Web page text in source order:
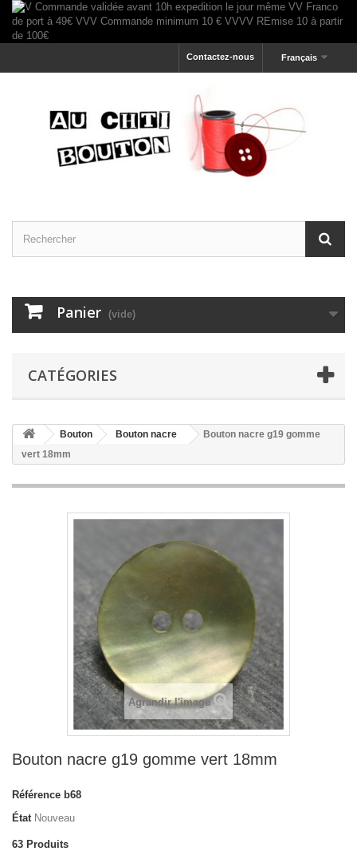
Français
Contactez-nous
Panier (vide)
CATÉGORIES
Bouton Bouton nacre
Bouton nacre g19 gomme
vert 18mm
Agrandir l'image
Bouton nacre g19 gomme vert 18mm
Référence b68
État Nouveau
63 Produits